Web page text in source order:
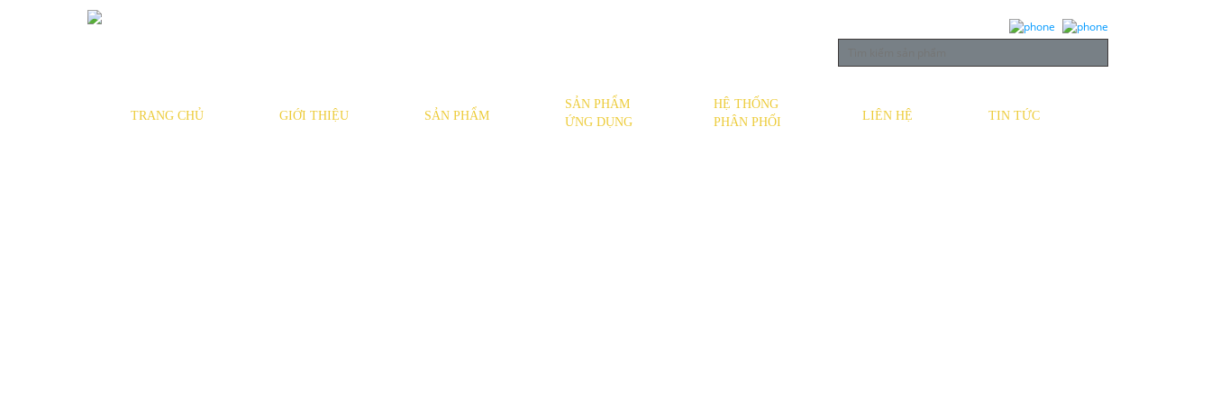
TRANG CHỦ GIỚI THIỆU SẢN PHẨM
SẢN PHẨM
ỨNG DỤNG
HỆ THỐNG
PHÂN PHỐI
LIÊN HỆ TIN TỨC